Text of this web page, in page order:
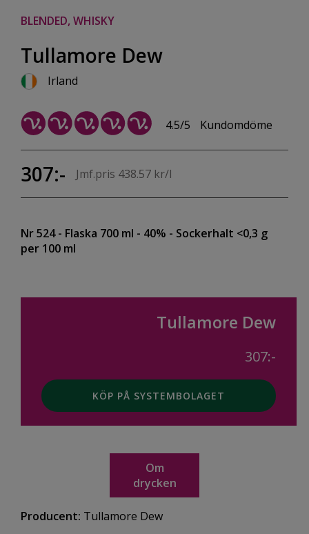
BLENDED, WHISKY
Tullamore Dew
Irland
4.5/5 Kundomdöme
307:- Jmf.pris 438.57 kr/l
Nr 524 - Flaska 700 ml - 40% - Sockerhalt <0,3 g
per 100 ml
Tullamore Dew
307:-
KÖP PÅ SYSTEMBOLAGET
Om
drycken
Producent: Tullamore Dew